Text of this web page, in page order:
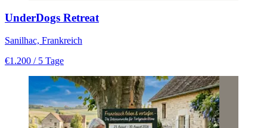
UnderDogs Retreat
Sanilhac, Frankreich
€1.200 / 5 Tage